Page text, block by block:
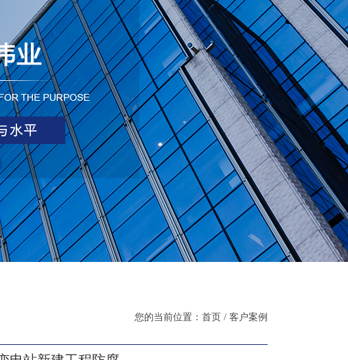
您的当前位置：首页 / 客户案例